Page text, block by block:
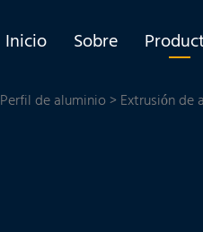
Inicio Sobre
Perfil de aluminio> Extrusión de